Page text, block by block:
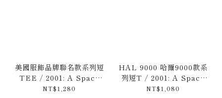
美國服飾品牌聯名款系列短
TEE / 2001: A Space
Odyssey (1968) 2001太空
NT$1,280
HAL 9000 哈爾9000款系
列短T / 2001: A Space
Odyssey (1968) 2001太空
NT$1,080